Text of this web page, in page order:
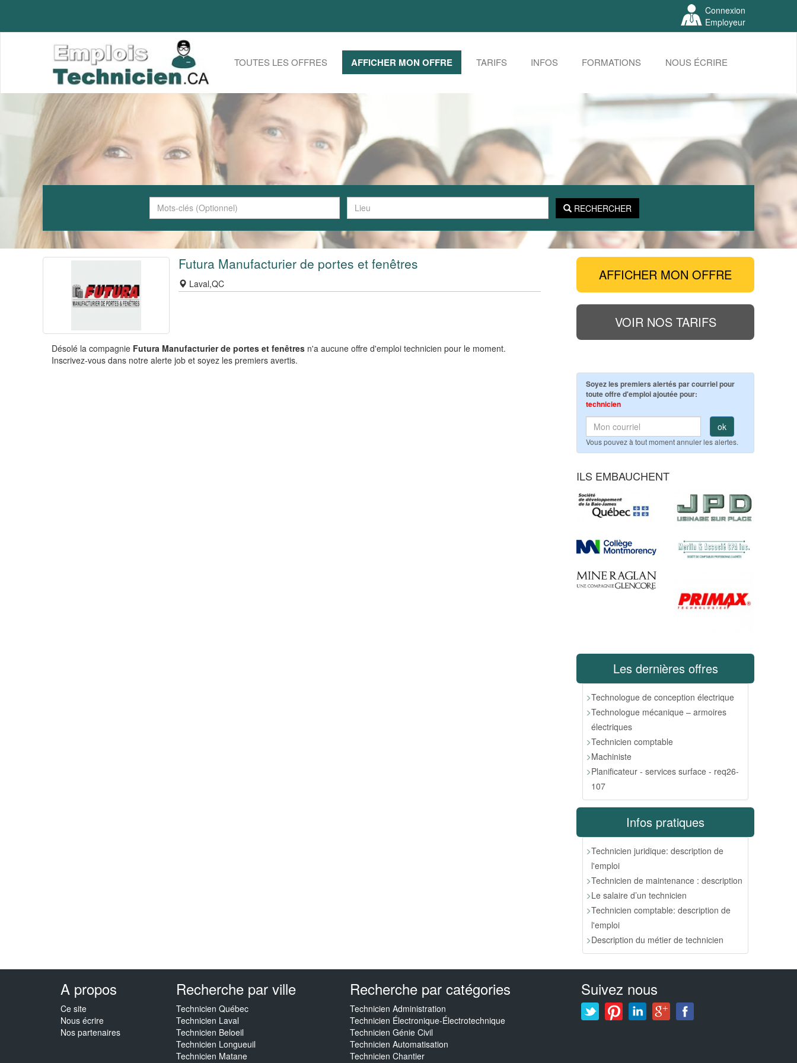
Connexion
Employeur
TOUTES LES OFFRES AFFICHER MON OFFRE TARIFS INFOS FORMATIONS NOUS ÉCRIRE
RECHERCHER
Futura Manufacturier de portes et fenêtres
Laval,QC
Désolé la compagnie Futura Manufacturier de portes et fenêtres n'a aucune offre d'emploi technicien pour le moment.
Inscrivez-vous dans notre alerte job et soyez les premiers avertis.
AFFICHER MON OFFRE
VOIR NOS TARIFS
Soyez les premiers alertés par courriel pour
toute offre d'emploi ajoutée pour:
technicien
ok
Vous pouvez à tout moment annuler les alertes.
ILS EMBAUCHENT
Les dernières offres
Technologue de conception électrique
Technologue mécanique – armoires
électriques
Technicien comptable
Machiniste
Planificateur - services surface - req26-
107
Infos pratiques
Technicien juridique: description de
l'emploi
Technicien de maintenance : description
Le salaire d’un technicien
Technicien comptable: description de
l'emploi
Description du métier de technicien
A propos
Ce site
Nous écrire
Nos partenaires
Recherche par ville
Technicien Québec
Technicien Laval
Technicien Beloeil
Technicien Longueuil
Technicien Matane
Recherche par catégories
Technicien Administration
Technicien Électronique-Électrotechnique
Technicien Génie Civil
Technicien Automatisation
Technicien Chantier
Suivez nous